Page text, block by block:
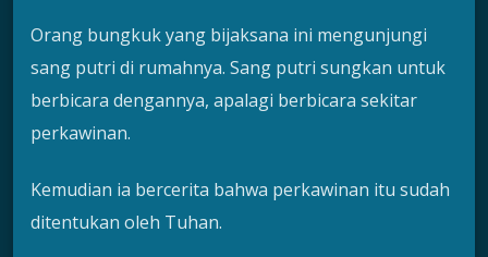
Orang bungkuk yang bijaksana ini mengunjungi
sang putri di rumahnya. Sang putri sungkan untuk
berbicara dengannya, apalagi berbicara sekitar
perkawinan.
Kemudian ia bercerita bahwa perkawinan itu sudah
ditentukan oleh Tuhan.